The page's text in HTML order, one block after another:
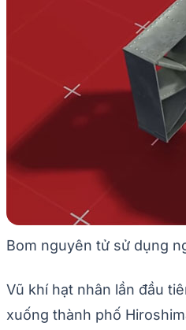
Bom nguyên tử sử dụng
Vũ khí hạt nhân lần đầu
xuống thành phố